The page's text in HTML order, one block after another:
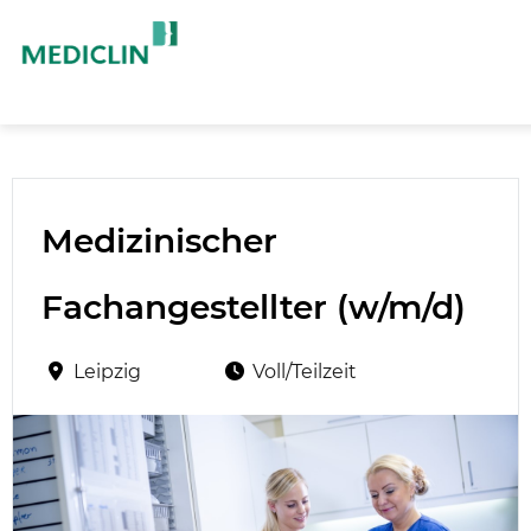
Medizinischer
Fachangestellter (w/m/d)
Leipzig Voll/Teilzeit